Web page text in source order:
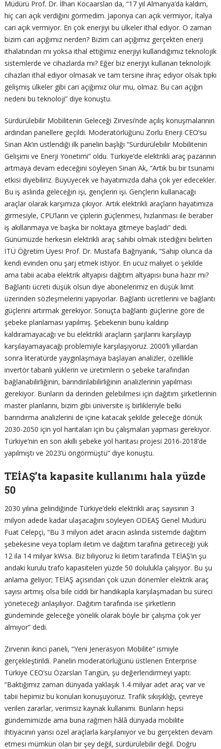
Müdürü Prof. Dr. İlhan Kocaarslan da, “17 yıl Almanya’da kaldım,
hiç cari açık verdiğini görmedim. Japonya cari açık vermiyor, İtalya
cari açık vermiyor. En çok enerjiyi bu ülkeler ithal ediyor. O zaman
bizim cari açığımız nerden? Bizim cari açığımız gerçekten enerji
ithalatından mı yoksa ithal ettiğimiz enerjiyi kullandığımız teknolojik
sistemlerde ve cihazlarda mı? Eğer biz enerjiyi kullanan teknolojik
cihazları ithal ediyor olmasak ve tam tersine ihraç ediyor olsak tıpkı
gelişmiş ülkeler gibi cari açığımız olur mu, olmaz. Bu cari açığın
nedeni bu teknoloji” diye konuştu.
Sürdürülebilir Mobilitenin Geleceği Zirvesi’nde açılış konuşmalarının
ardından panellere geçildi. Moderatörlüğünü Zorlu Enerji CEO’su
Sinan Ak’ın üstlendiği ilk panelin başlığı “Sürdürülebilir Mobilitenin
Gelişimi ve Enerji Yönetimi” oldu. Türkiye’de elektrikli araç pazarının
artmaya devam edeceğini söyleyen Sinan Ak, “Artık bu bir tsunami
etkisi diyebiliriz. Büyüyecek ve hayatımızda daha çok yer edecekler.
Bu iş aslında geleceğin işi, gençlerin işi. Gençlerin kullanacağı
araçlar olarak karşımıza çıkıyor. Artık elektrikli araçların hayatımıza
girmesiyle, CPU’ların ve çiplerin güçlenmesi, hızlanması ile beraber
iş akıllanmaya ve başka bir noktaya gitmeye başladı” dedi.
Günümüzde herkesin elektrikli araç sahibi olmak istediğini belirten
İTÜ Öğretim Üyesi Prof. Dr. Mustafa Bağrıyanık, “Sahip olunca da
kendi evinden onu şarj etmek istiyor. En ucuz maliyet o şekilde
ama tabii acaba elektrik altyapısı dağıtım altyapısı buna hazır mı?
Bağlantı ücreti düşük olsun diye abonelerimiz en düşük limit
üzerinden sözleşmelerini yapıyorlar. Bağlantı ücretlerini ve bağlantı
güçlerini artırmak gerekiyor. Sonuçta bağlantı güçlerine göre de
şebeke planlaması yapılmış. Şebekenin bunu kaldırıp
kaldıramayacağı ve bu elektrikli araçların şarjlarını karşılayıp
karşılayamayacağı problemiyle karşılaşıyoruz. 2000’li yıllardan
sonra literatürde yaygınlaşmaya başlayan analizler, özellikle
invertör tabanlı yüklerin ve üretimlerin o şebeke tarafından
bağlanabilirliğinin, barındırılabilirliğinin analizlerinin yapılması
gerekiyor. Bunların da derinden gelebilmesi için dağıtım şirketlerinin
master planlarını, bizim gibi üniversite iş birlikleriyle belki
barındırma analizlerini de içine katacak şekilde geleceğe dönük
2030-2050 için yol haritaları için bu çalışmaları yapması gerekiyor.
Türkiye’nin en son akıllı şebeke yol haritası projesi 2016-2018’de
yapılmıştı ve 2023’ü öngörmüştü” diye konuştu.
TEİAŞ’ta kapasite kullanımı hala yüzde
50
2030 yılına gelindiğinde Türkiye’deki elektrikli araç sayısının 3
milyon adede kadar ulaşacağını söyleyen ODEAŞ Genel Müdürü
Fuat Celepçi, “Bu 3 milyon adet aracın aslında sistemde dağıtım
şebekesine veya toplam iletim ve dağıtım tarafına getireceği yük
12 ila 14 milyar kWsa. Biz biliyoruz ki iletim tarafında TEİAŞ’ın şu
andaki kurulu trafo kapasiteleri yüzde 50 dolulukla çalışıyor. Bu şu
anlama geliyor; TEİAŞ açısından çok uzun dönemler elektrik araç
sayısı artmış olsa bile ciddi bir handikapla karşılaşmadan bu süreci
yöneteceği anlaşılıyor. Dağıtım tarafında ise şirketlerin
gündeminde geleceğe yönelik olarak böyle bir çalışma çok yer
almıyor” dedi.
Zirvenin ikinci paneli, “Yeni Jenerasyon Mobilite” ismiyle
gerçekleştirildi. Panelin moderatörlüğünü üstlenen Enterprise
Türkiye CEO’su Özarslan Tangün, şu değerlendirmeyi yaptı:
“Baktığımız zaman dünyada yaklaşık 1.4 milyar adet araç var ve
tabii hepimiz bu konuları konuşuyoruz. Trafik sıkışıklığı, çevreye
verilen zararlar, verimsiz kaynak kullanımı. Bunların hepsi
gündemimizde ama buna rağmen hâlâ dünyada mobilite
ihtiyacının yarısı özel araçlarla karşılanıyor ve bu gerçekten devam
etmesi mümkün olan bir şey değil, sürdürülebilir değil. Doğru